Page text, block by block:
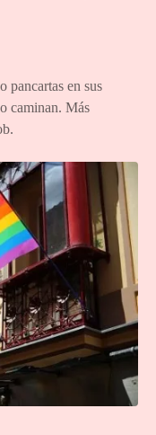
pancartas en sus
caminan. Más